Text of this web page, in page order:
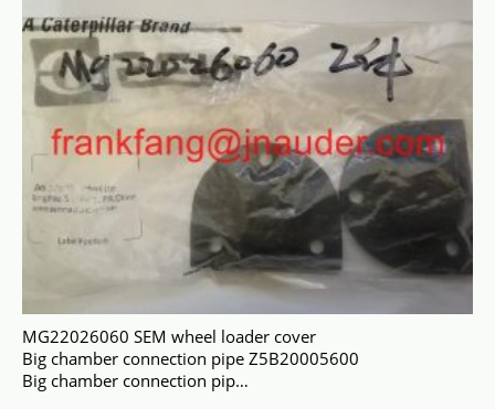
MG22026060 SEM wheel loader cover
Big chamber connection pipe Z5B20005600
Big chamber connection pip…